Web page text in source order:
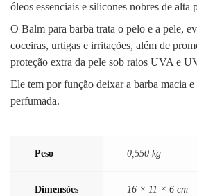
óleos essenciais e silicones nobres de alta
O Balm para barba trata o pelo e a pele,
coceiras, urtigas e irritações, além de
proteção extra da pele sob raios UVA e
Ele tem por função deixar a barba macia
perfumada.
Peso 0,550 kg
Dimensões 16 × 11 × 6 cm